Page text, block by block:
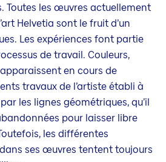
Toutes les œuvres actuellement
Helvetia sont le fruit d’un
Les expériences font partie
de travail. Couleurs,
en cours de
travaux de l’artiste établi à
les lignes géométriques, qu’il
pour laisser libre
les différentes
ses œuvres tentent toujours